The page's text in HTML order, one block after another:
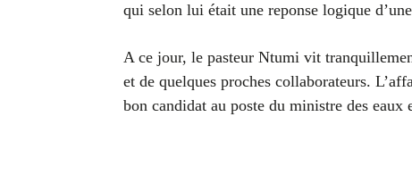
qui selon lui était une reponse logique d’une
A ce jour, le pasteur Ntumi vit
et de quelques proches collaborateurs.
bon candidat au poste du ministre des eaux